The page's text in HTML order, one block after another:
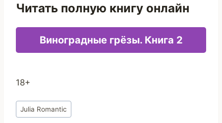
Читать полную книгу онлайн
Виноградные грёзы. Книга 2
18+
Метки
записи:
Julia Romantic